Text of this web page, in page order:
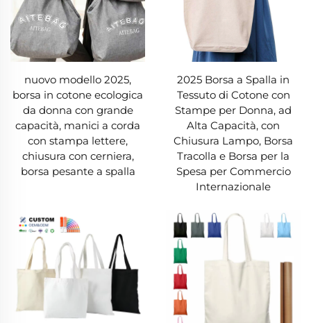
richiede cure particolari, una borsa in tela resiste
all'uso quotidiano senza perdere la forma e può
sviluppare col tempo un aspetto vissuto ma
affascinante.
5. Convenienza economica a lungo termine
Sebbene una borsa in tela abbia un costo
iniziale superiore rispetto alle borse di plastica
monouso, consente di risparmiare nel lungo
continue per sostituzioni frequenti, mentre una
singola borsa in tela ne può sostituire centinaia.
Molti negozi offrono sconti per chi utilizza una
borsa in tela e quelle di alta qualità possono
durare per anni. Per chi fa la spesa con il budget
nuovo modello 2025,
borsa in cotone ecologica
da donna con grande
capacità, manici a corda
con stampa lettere,
chiusura con cerniera,
borsa pesante a spalla
2025 Borsa a Spalla in
Tessuto di Cotone con
Stampe per Donna, ad
Alta Capacità, con
Chiusura Lampo, Borsa
Tracolla e Borsa per la
Spesa per Commercio
Internazionale